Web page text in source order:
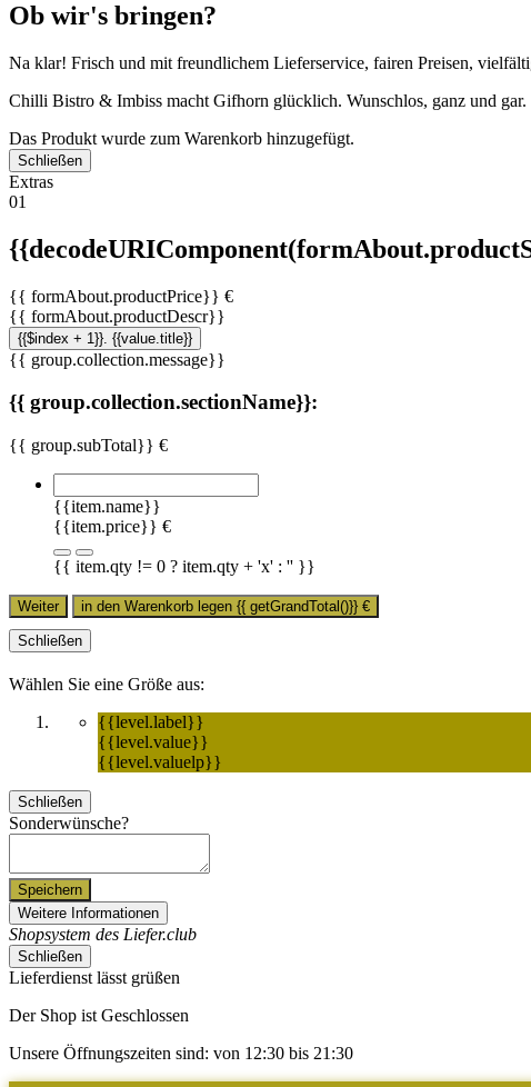
Ob wir's bringen?
Na klar! Frisch und mit freundlichem Lieferservice, fairen Preisen,
Chilli Bistro & Imbiss macht Gifhorn glücklich. Wunschlos, ganz und gar.
Das Produkt wurde zum Warenkorb hinzugefügt.
Schließen
Extras
01
{{ formAbout.productPrice}} €
{{ formAbout.productDescr}}
{{$index + 1}}. {{value.title}}
{{ group.collection.message}}
{{ group.collection.sectionName}}:
{{ group.subTotal}} €
{{item.name}}
{{item.price}} €
{{ item.qty != 0 ? item.qty + 'x' : '' }}
Weiter in den Warenkorb legen {{ getGrandTotal()}} €
Schließen
Wählen Sie eine Größe aus:
{{level.label}}
{{level.value}}
{{level.valuelp}}
Schließen
Sonderwünsche?
Speichern
Weitere Informationen
Shopsystem des Liefer.club
Schließen
Lieferdienst lässt grüßen
Der Shop ist Geschlossen
Unsere Öffnungszeiten sind: von 12:30 bis 21:30